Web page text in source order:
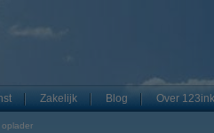
Zakelijk Blog Over